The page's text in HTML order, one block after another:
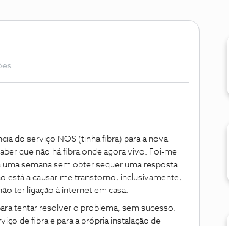
do serviço NOS (tinha fibra) para a nova
que não há fibra onde agora vivo. Foi-me
semana sem obter sequer uma resposta
está a causar-me transtorno, inclusivamente,
ter ligação à internet em casa.
tentar resolver o problema, sem sucesso.
de fibra e para a própria instalação de